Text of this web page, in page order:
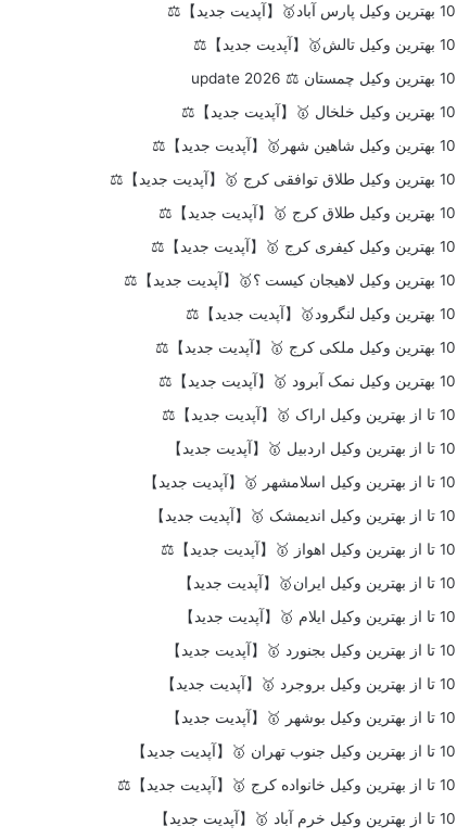
10 بهترین وکیل پارس آباد🥇【آپدیت جدید】⚖️
10 بهترین وکیل تالش🥇【آپدیت جدید】⚖️
10 بهترین وکیل چمستان ⚖️ update 2026
10 بهترین وکیل خلخال 🥇【آپدیت جدید】⚖️
10 بهترین وکیل شاهین شهر🥇【آپدیت جدید】⚖️
10 بهترین وکیل طلاق توافقی کرج 🥇【آپدیت جدید】⚖️
10 بهترین وکیل طلاق کرج 🥇【آپدیت جدید】⚖️
10 بهترین وکیل کیفری کرج 🥇【آپدیت جدید】⚖️
10 بهترین وکیل لاهیجان کیست ؟🥇【آپدیت جدید】⚖️
10 بهترین وکیل لنگرود🥇【آپدیت جدید】⚖️
10 بهترین وکیل ملکی کرج 🥇【آپدیت جدید】⚖️
10 بهترین وکیل نمک آبرود 🥇【آپدیت جدید】⚖️
10 تا از بهترین وکیل اراک 🥇【آپدیت جدید】⚖️
10 تا از بهترین وکیل اردبیل 🥇【آپدیت جدید】
10 تا از بهترین وکیل اسلامشهر 🥇【آپدیت جدید】
10 تا از بهترین وکیل اندیمشک 🥇【آپدیت جدید】
10 تا از بهترین وکیل اهواز 🥇【آپدیت جدید】⚖️
10 تا از بهترین وکیل ایران🥇【آپدیت جدید】
10 تا از بهترین وکیل ایلام 🥇【آپدیت جدید】
10 تا از بهترین وکیل بجنورد 🥇【آپدیت جدید】
10 تا از بهترین وکیل بروجرد 🥇【آپدیت جدید】
10 تا از بهترین وکیل بوشهر 🥇【آپدیت جدید】
10 تا از بهترین وکیل جنوب تهران 🥇【آپدیت جدید】
10 تا از بهترین وکیل خانواده کرج 🥇【آپدیت جدید】⚖️
10 تا از بهترین وکیل خرم آباد 🥇【آپدیت جدید】